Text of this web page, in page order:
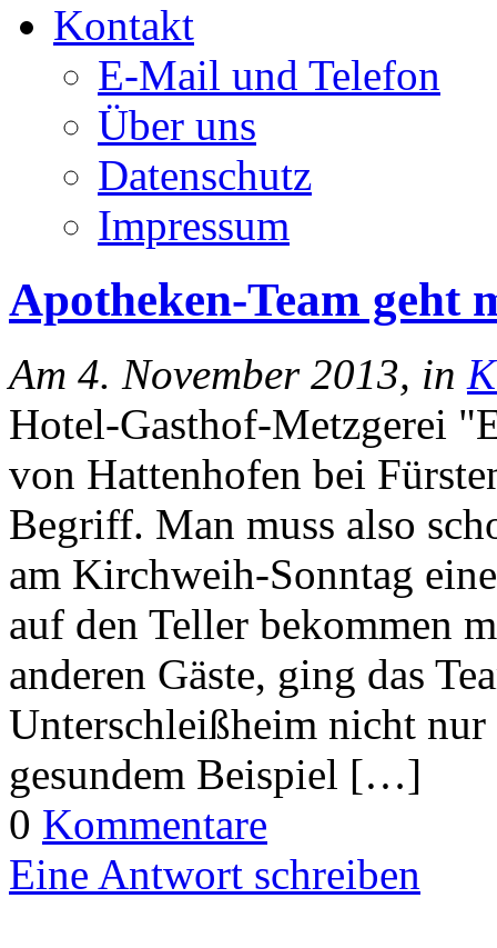
Kontakt
E-Mail und Telefon
Über uns
Datenschutz
Impressum
Apotheken-Team geht
Am 4. November 2013, in
Hotel-Gasthof-Metzgerei
von Hattenhofen bei
Begriff. Man muss also
am Kirchweih-Sonntag
auf den Teller bekommen
anderen Gäste, ging das
Unterschleißheim nicht
gesundem Beispiel […]
0 Kommentare
Eine Antwort schreiben